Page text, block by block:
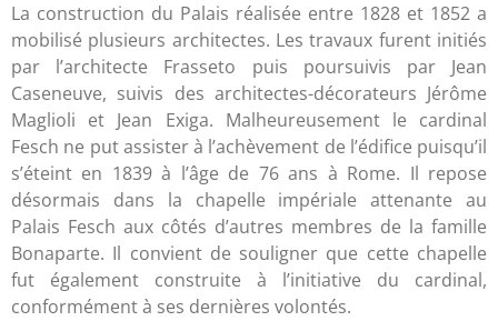
La construction du Palais réalisée entre 1828 et 1852 a
mobilisé plusieurs architectes. Les travaux furent initiés
par l’architecte Frasseto puis poursuivis par Jean
Caseneuve, suivis des architectes-décorateurs Jérôme
Maglioli et Jean Exiga. Malheureusement le cardinal
Fesch ne put assister à l’achèvement de l’édifice puisqu’il
s’éteint en 1839 à l’âge de 76 ans à Rome. Il repose
désormais dans la chapelle impériale attenante au
Palais Fesch aux côtés d’autres membres de la famille
Bonaparte. Il convient de souligner que cette chapelle
fut également construite à l’initiative du cardinal,
conformément à ses dernières volontés.